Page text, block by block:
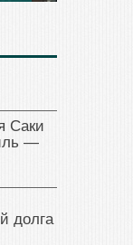
Саки
—
долга